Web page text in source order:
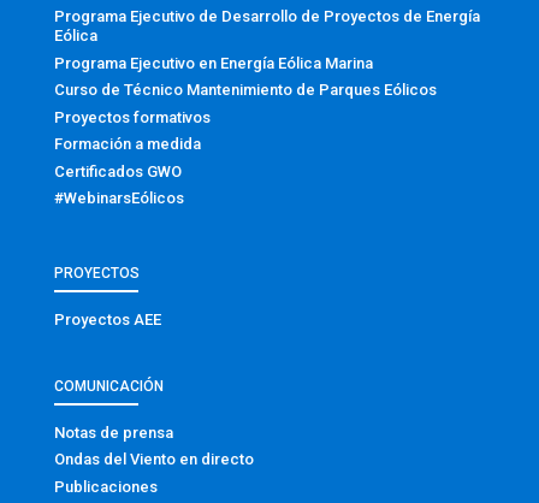
Programa Ejecutivo de Desarrollo de Proyectos de Energía
Eólica
Programa Ejecutivo en Energía Eólica Marina
Curso de Técnico Mantenimiento de Parques Eólicos
Proyectos formativos
Formación a medida
Certificados GWO
#WebinarsEólicos
PROYECTOS
Proyectos AEE
COMUNICACIÓN
Notas de prensa
Ondas del Viento en directo
Publicaciones